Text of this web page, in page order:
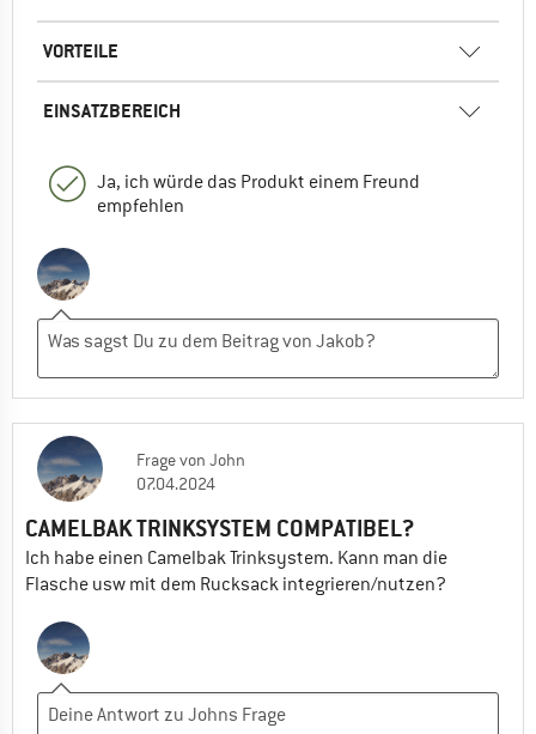
VORTEILE
EINSATZBEREICH
Ja, ich würde das Produkt einem Freund
empfehlen
Fragevon John
07.04.2024
CAMELBAK TRINKSYSTEM COMPATIBEL?
Ich habe einen Camelbak Trinksystem. Kann man die
Flasche usw mit dem Rucksack integrieren/nutzen?